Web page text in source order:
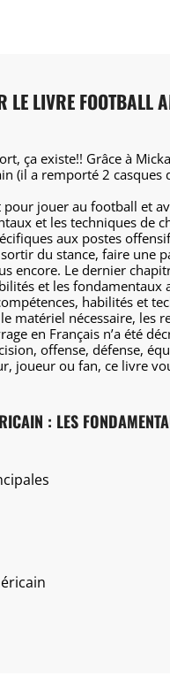
LIVRE FOOTBALL
ça existe!! Grâce à
(il a remporté 2 casques
jouer au football et
et les techniques de
aux postes
du stance, faire une
encore. Le dernier
et les fondamentaux
habilités et
matériel nécessaire, les
en Français n’a été
offense, défense,
joueur ou fan, ce livre
: LES